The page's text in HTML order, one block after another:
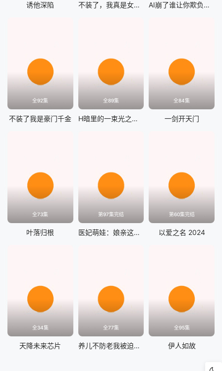
诱他深陷 不装了，我真是女总裁 AI崩了谁让你欺负大叔的
全92集
不装了我是豪门千金
全89集
H暗里的一束光之妈妈的爱
全84集
一剑开天门
全73集
叶落归根
第97集完结
医妃萌娃：娘亲这才是我爹爹
第60集完结
以爱之名 2024
全34集
天降未来芯片
全77集
养儿不防老我被迫重生
全95集
伊人如故